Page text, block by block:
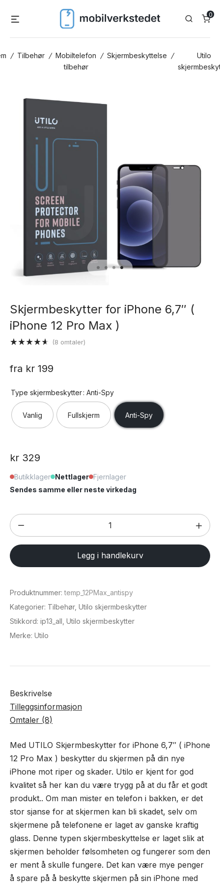
Search
0
/ Tilbehør / Mobiltelefon
tilbehør
/ Skjermbeskyttelse /
Utilo
Skjermbeskytter for iPhone 6,7″ (
iPhone 12 Pro Max )
basert på
(8 omtaler)
fra kr 199
Type skjermbeskytter: Anti-Spy
Vanlig Fullskjerm Anti-Spy
kr 329
Butikklager Nettlager Fjernlager
Sendes samme eller neste virkedag
Skjermbeskytter
for
iPhone
6,7"
iPhone
12
Pro
Legg i handlekurv
Produktnummer:temp_12PMax_antispy
Kategorier: Tilbehør, Utilo skjermbeskytter
Stikkord: ip13_all Utilo skjermbeskytter
Merke: Utilo
Beskrivelse
Tilleggsinformasjon
Omtaler (8)
Med UTILO Skjermbeskytter for iPhone 6,7″ ( iPhone
12 Pro Max ) beskytter du skjermen på din nye
iPhone mot riper og skader. Utilo er kjent for god
kvalitet så her kan du være trygg på at du får et godt
produkt.. Om man mister en telefon i bakken, er det
stor sjanse for at skjermen kan bli skadet, selv om
skjermene på telefonene er laget av ganske kraftig
glass. Denne typen skjermbeskyttelse er laget slik at
skjermen beholder følsomheten og fungerer som den
er ment å skulle fungere. Det kan være mye penger
å spare på å beskytte skjermen på sin iPhone med